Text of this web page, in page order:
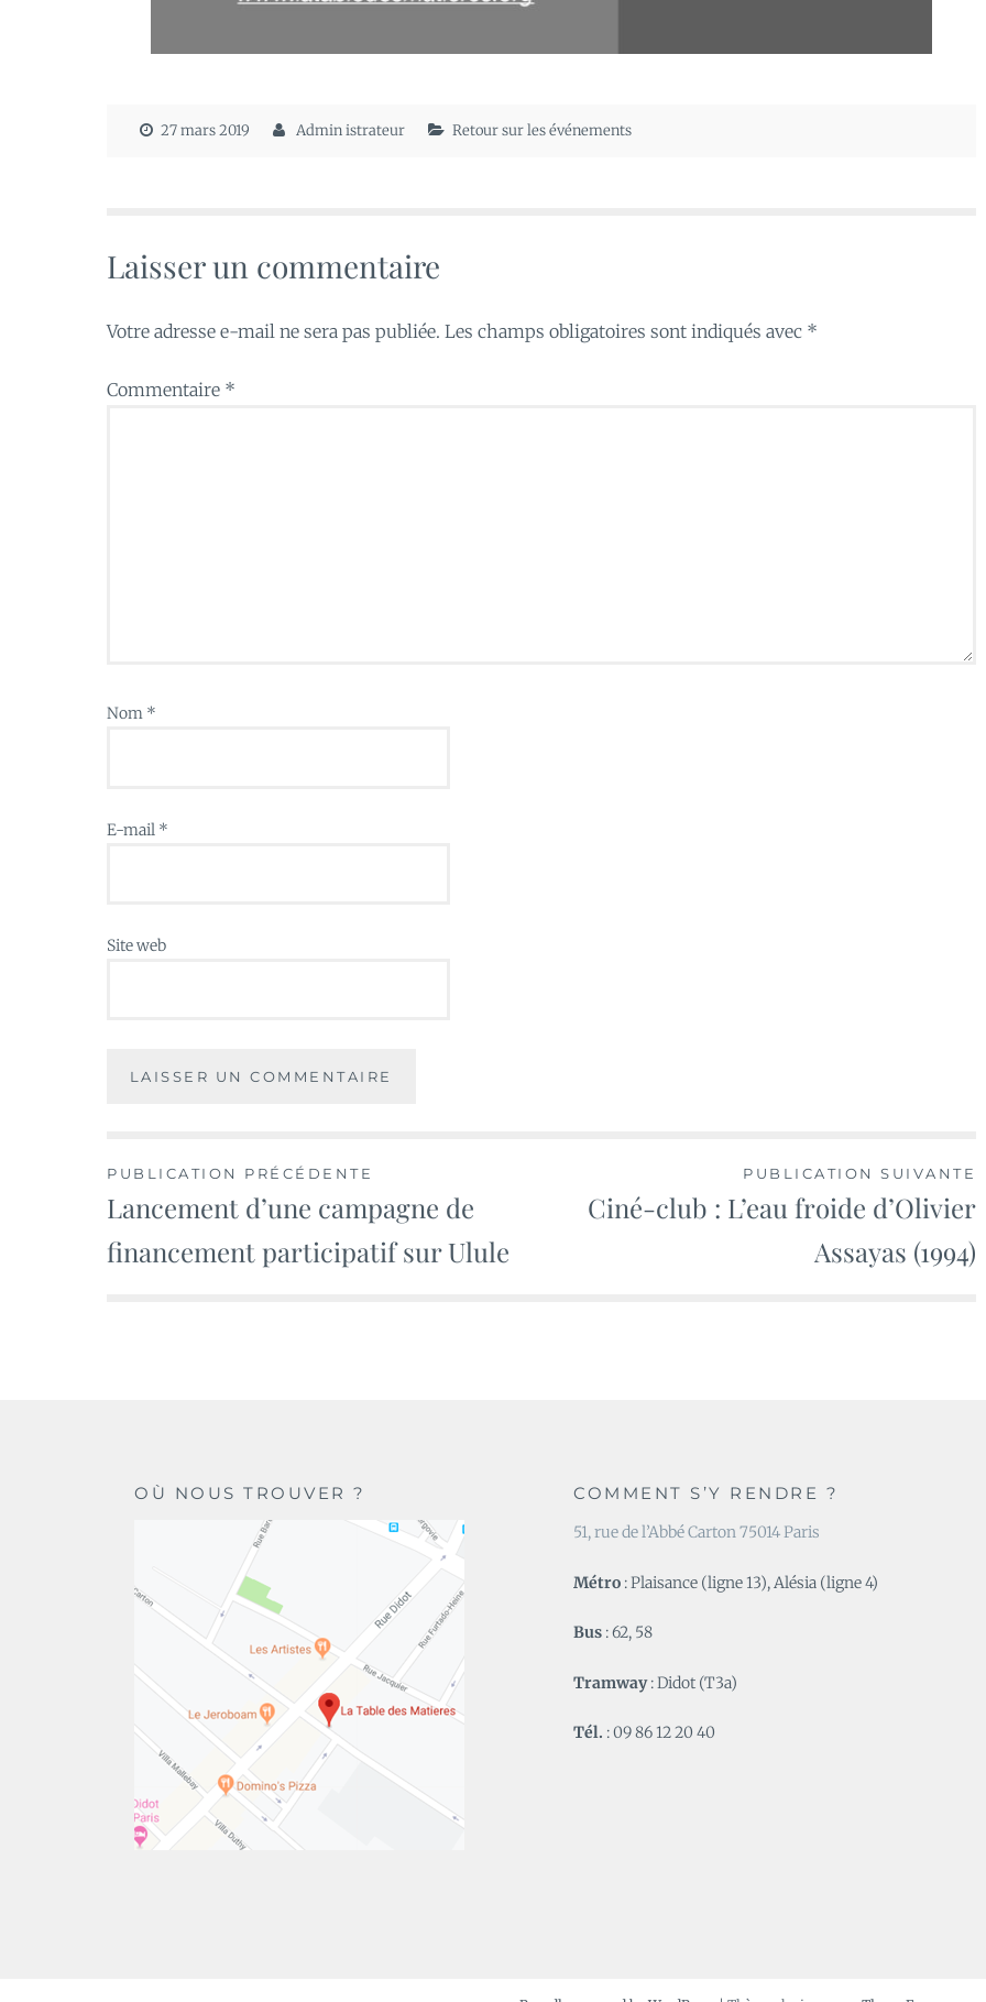
27 mars 2019 Admin istrateur Retour sur les événements
Laisser un commentaire
Votre adresse e-mail ne sera pas publiée. Les champs obligatoires sont indiqués avec *
Commentaire *
Nom *
E-mail *
Site web
Navigation
de
PUBLICATION PRÉCÉDENTE
Lancement d’une campagne de
financement participatif sur Ulule
PUBLICATION SUIVANTE
Ciné-club : L’eau froide d’Olivier
Assayas (1994)
OÙ NOUS TROUVER ? COMMENT S’Y RENDRE ?
51, rue de l’Abbé Carton 75014 Paris
Métro : Plaisance (ligne 13), Alésia (ligne 4)
Bus : 62, 58
Tramway: Didot (T3a)
Tél. : 09 86 12 20 40